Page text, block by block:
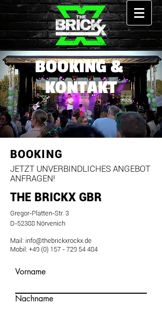
BOOKING &
KONTAKT
BOOKING
JETZT UNVERBINDLICHES ANGEBOT
ANFRAGEN!
THE BRICKX GBR
Gregor-Platten-Str. 3
D-52388 Nörvenich
Mail: info@thebrickxrockx.de
Mobil: +49 (0) 157 - 729 54 484
Vorname
Nachname